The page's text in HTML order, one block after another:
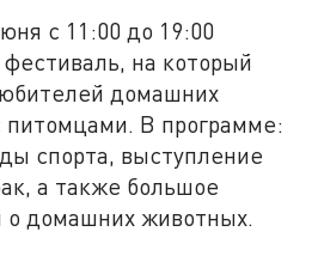
с 11:00 до 19:00
на который
домашних
В программе:
спорта, выступление
а также большое
о домашних животных.